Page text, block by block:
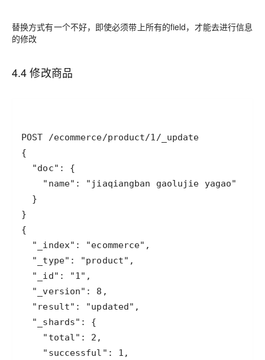
替换方式有一个不好，即使必须带上所有的field，才能去进行信息
的修改
4.4 修改商品